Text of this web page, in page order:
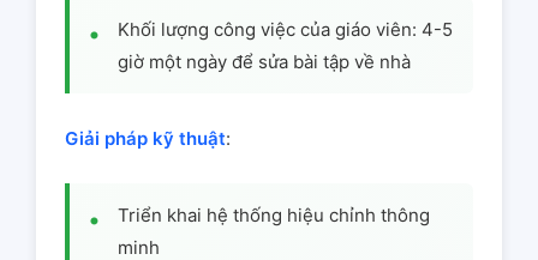
Khối lượng công việc của giáo viên: 4-5
giờ một ngày để sửa bài tập về nhà
Giải pháp kỹ thuật:
Triển khai hệ thống hiệu chỉnh thông
minh